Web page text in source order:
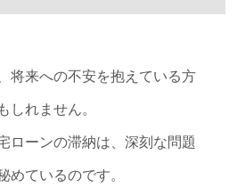
将来への不安を抱えている方
しれません。
ローンの滞納は、深刻な問題
めているのです。